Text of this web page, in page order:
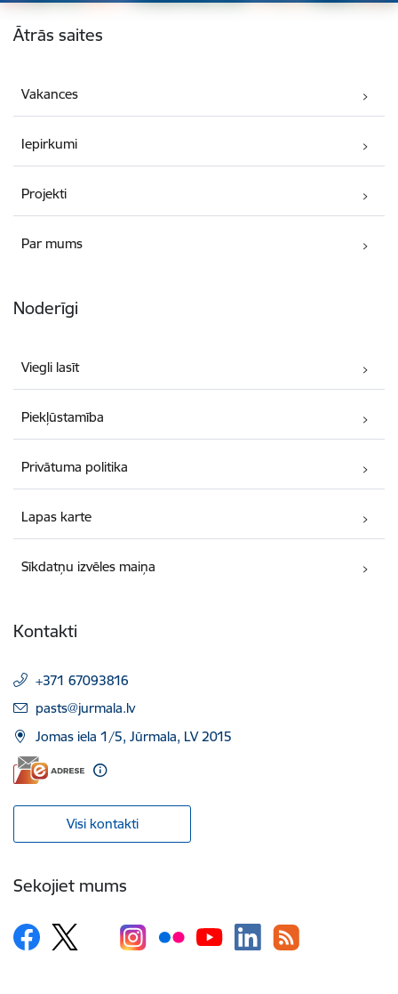
Kājene
Ātrās saites
Vakances
Iepirkumi
Projekti
Par mums
Noderīgi
Viegli lasīt
Piekļūstamība
Privātuma politika
Lapas karte
Sīkdatņu izvēles maiņa
Kontakti
+371 67093816
E-pasts:
pasts@jurmala.lv
Jomas iela 1/5, Jūrmala, LV 2015
Visi kontakti
Sekojiet mums